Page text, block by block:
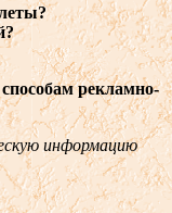
рекламно-
информацию